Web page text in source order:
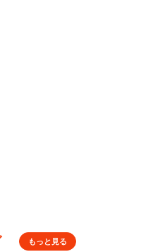
もっと見る